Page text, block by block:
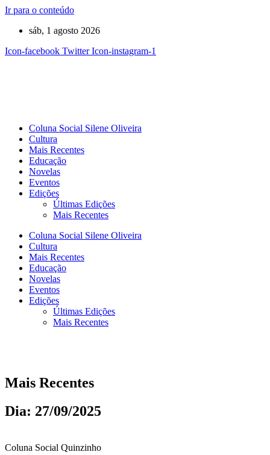
Ir para o conteúdo
sáb, 1 agosto 2026
Icon-facebook Twitter Icon-instagram-1
Coluna Social Silene Oliveira
Cultura
Mais Recentes
Educação
Novelas
Eventos
Edições
Últimas Edições
Mais Recentes
Coluna Social Silene Oliveira
Cultura
Mais Recentes
Educação
Novelas
Eventos
Edições
Últimas Edições
Mais Recentes
Mais Recentes
Dia: 27/09/2025
Coluna Social Quinzinho